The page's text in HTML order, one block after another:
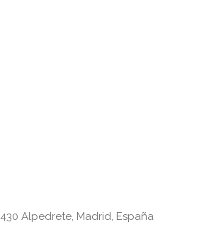
Alpedrete, Madrid, España